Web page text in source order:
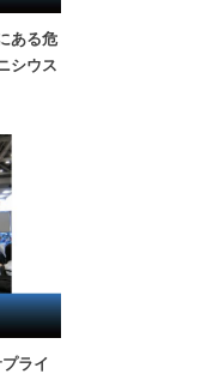
ある危
シウス
ライ